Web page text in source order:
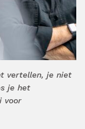
vertellen, je niet
je het
voor